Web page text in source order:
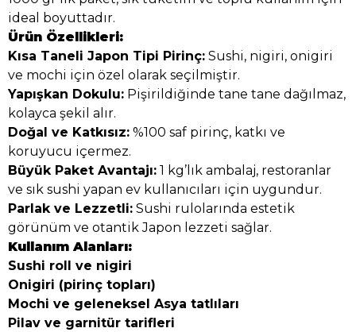
ideal boyuttadır.
Ürün Özellikleri:
Kısa Taneli Japon Tipi Pirinç: Sushi, nigiri, onigiri
ve mochi için özel olarak seçilmiştir.
Yapışkan Dokulu: Pişirildiğinde tane tane dağılmaz,
kolayca şekil alır.
Doğal ve Katkısız: %100 saf pirinç, katkı ve
koruyucu içermez.
Büyük Paket Avantajı: 1 kg’lık ambalaj, restoranlar
ve sık sushi yapan ev kullanıcıları için uygundur.
Parlak ve Lezzetli: Sushi rulolarında estetik
görünüm ve otantik Japon lezzeti sağlar.
Kullanım Alanları:
Sushi roll ve nigiri
Onigiri (pirinç topları)
Mochi ve geleneksel Asya tatlıları
Pilav ve garnitür tarifleri